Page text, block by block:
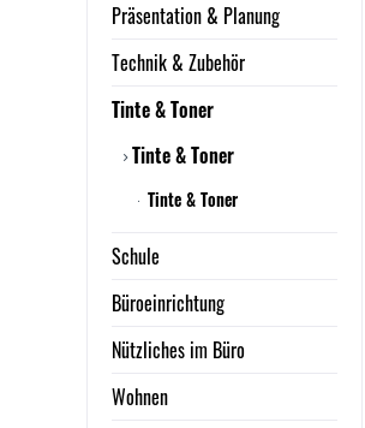
Präsentation & Planung
Technik & Zubehör
Tinte & Toner
Tinte & Toner
Tinte & Toner
Schule
Büroeinrichtung
Nützliches im Büro
Wohnen